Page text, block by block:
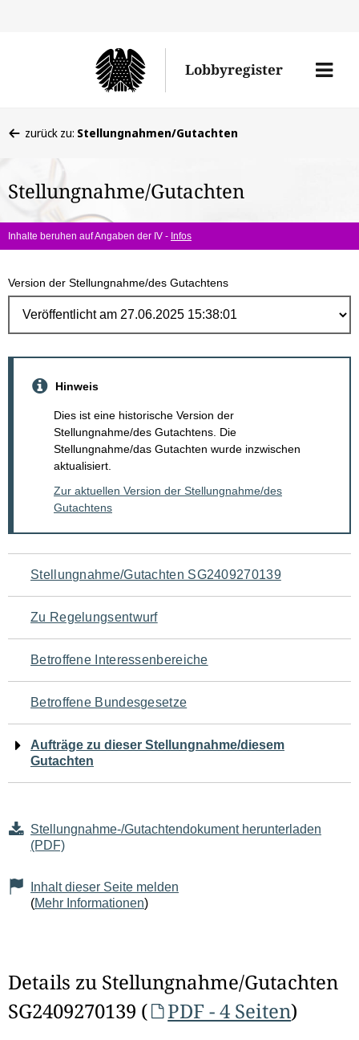
Lobbyregister
Menü
befinden
hier:
zurück zu: Stellungnahmen/Gutachten
Stellungnahme/Gutachten
Inhalte beruhen auf Angaben der IV - Infos
Version der Stellungnahme/des Gutachtens
Hinweis
Dies ist eine historische Version der
Stellungnahme/des Gutachtens. Die
Stellungnahme/das Gutachten wurde inzwischen
aktualisiert.
Zur aktuellen Version der Stellungnahme/des
Gutachtens
Navigation
für
den
Seiteninhalt
Stellungnahme/Gutachten SG2409270139
Zu Regelungsentwurf
Betroffene Interessenbereiche
Betroffene Bundesgesetze
Aufträge zu dieser Stellungnahme/diesem
Gutachten
Stellungnahme-/Gutachtendokument herunterladen
(PDF)
Inhalt dieser Seite melden
(Mehr Informationen)
Details zu Stellungnahme/Gutachten
SG2409270139 (
PDF - 4 Seiten)